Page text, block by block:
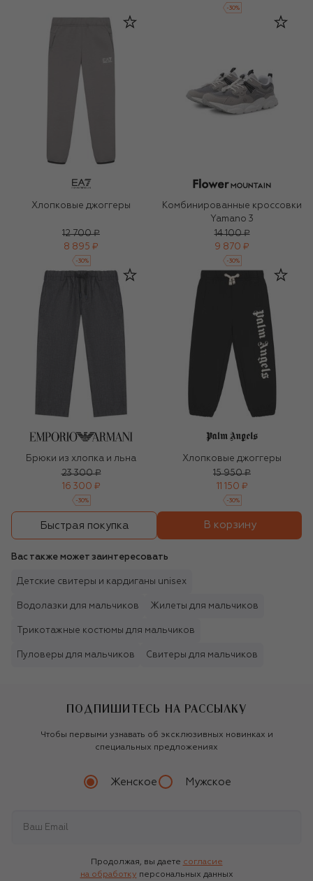
-30%
Хлопковые джоггеры
12 700 ₽
8 895 ₽
-30%
Комбинированные кроссовки
Yamano 3
14 100 ₽
9 870 ₽
-30%
Брюки из хлопка и льна
23 300 ₽
16 300 ₽
-30%
Хлопковые джоггеры
15 950 ₽
11 150 ₽
-30%
Быстрая покупка В корзину
Вас также может заинтересовать
Детские свитеры и кардиганы unisex
Водолазки для мальчиков Жилеты для мальчиков
Трикотажные костюмы для мальчиков
Пуловеры для мальчиков Свитеры для мальчиков
ПОДПИШИТЕСЬ НА РАССЫЛКУ
Чтобы первыми узнавать об эксклюзивных новинках и
специальных предложениях
Женское Мужское
Продолжая, вы даете согласие
на обработку персональных данных